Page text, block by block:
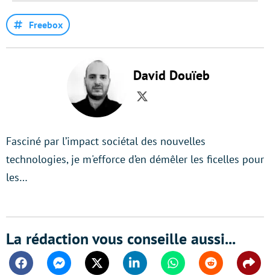
Freebox
David Douïeb
Twitter
Fasciné par l’impact sociétal des nouvelles
technologies, je m'efforce d’en démêler les ficelles pour
les…
La rédaction vous conseille aussi...
FacebookMessengerTwitter Linkedin WhatsappReddit